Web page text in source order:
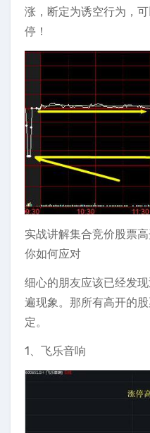
涨，断定为诱空行为，
停！
实战讲解集合竞价股票
你如何应对
细心的朋友应该已经发
遍现象。那所有高开的
定。
1、飞乐音响